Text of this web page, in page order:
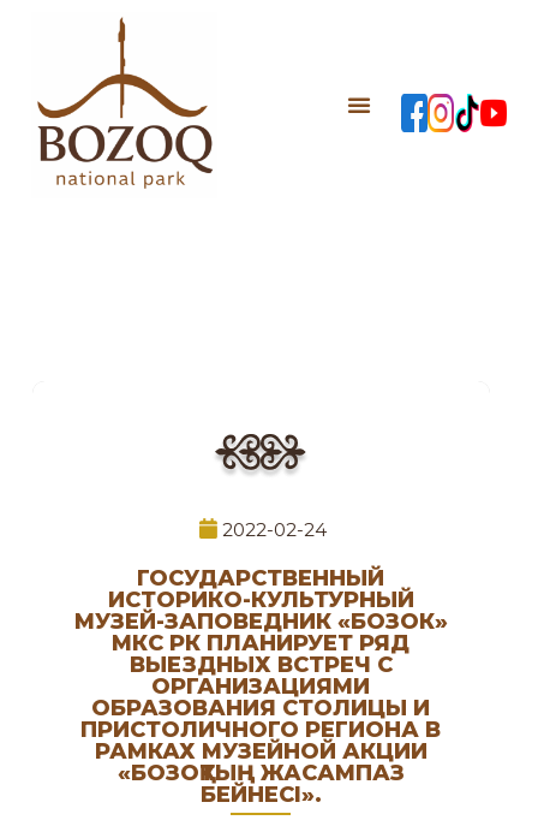
2022-02-24
ГОСУДАРСТВЕННЫЙ
ИСТОРИКО-КУЛЬТУРНЫЙ
МУЗЕЙ-ЗАПОВЕДНИК «БОЗОК»
МКС РК ПЛАНИРУЕТ РЯД
ВЫЕЗДНЫХ ВСТРЕЧ С
ОРГАНИЗАЦИЯМИ
ОБРАЗОВАНИЯ СТОЛИЦЫ И
ПРИСТОЛИЧНОГО РЕГИОНА В
РАМКАХ МУЗЕЙНОЙ АКЦИИ
«БОЗОҚТЫҢ ЖАСАМПАЗ
БЕЙНЕСІ».